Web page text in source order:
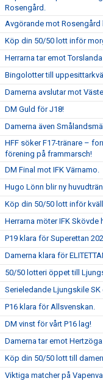
Rosengård.
Avgörande mot Rosengård
Köp din 50/50 lott inför
Herrarna tar emot
Bingolotter till
Damerna avslutar mot
DM Guld för J18!
Damerna även
HFF söker F17-tränare –
förening på frammarsch!
DM Final mot IFK Värnamo.
Hugo Lönn blir ny
Köp din 50/50 lott inför
Herrarna möter IFK Skövde
P19 klara för Superettan
Damerna klara för
50/50 lotteri öppet till
Serieledande Ljungskile
P16 klara för Allsvenskan.
DM vinst för vårt P16 lag!
Damerna tar emot
Köp din 50/50 lott till
Viktiga matcher på